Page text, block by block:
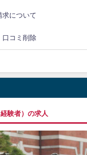
求について
口コミ削除
験者）の求人